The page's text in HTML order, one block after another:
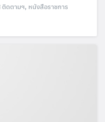
ติดตามฯ, หนังสือราชการ